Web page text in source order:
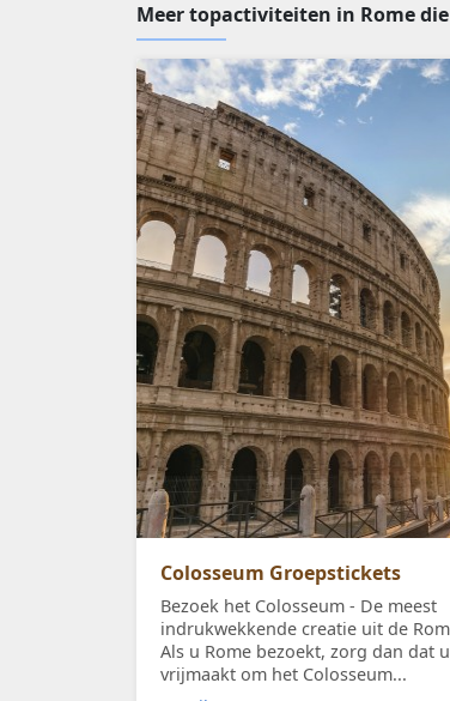
Meer topactiviteiten in Rome
Colosseum Groepstickets
Bezoek het Colosseum - De meest
indrukwekkende creatie uit de
Als u Rome bezoekt, zorg dan dat
vrijmaakt om het Colosseum...